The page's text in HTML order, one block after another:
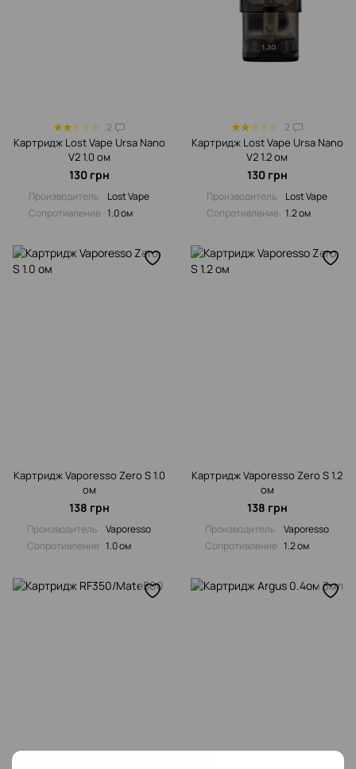
2
Картридж Lost Vape Ursa Nano
V2 1.0 ом
130 грн
Производитель
Lost Vape
Сопротивление‌ 1.0 ом
2
Картридж Lost Vape Ursa Nano
V2 1.2 ом
130 грн
Производитель
Lost Vape
Сопротивление‌ 1.2 ом
Картридж Vaporesso Zero S 1.0
ом
138 грн
Производитель
Vaporesso
Сопротивление‌ 1.0 ом
Картридж Vaporesso Zero S 1.2
ом
138 грн
Производитель
Vaporesso
Сопротивление‌ 1.2 ом